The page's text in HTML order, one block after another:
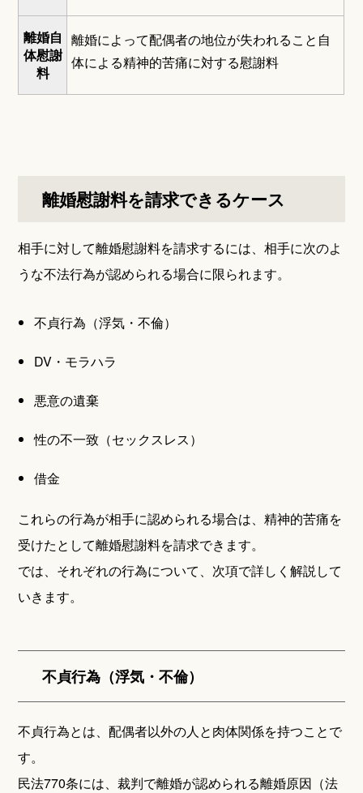
離婚自
体慰謝
料
離婚によって配偶者の地位が失われること自
体による精神的苦痛に対する慰謝料
離婚慰謝料を請求できるケース
相手に対して離婚慰謝料を請求するには、相手に次のよ
うな不法行為が認められる場合に限られます。
不貞行為（浮気・不倫）
DV・モラハラ
悪意の遺棄
性の不一致（セックスレス）
借金
これらの行為が相手に認められる場合は、精神的苦痛を
受けたとして離婚慰謝料を請求できます。
では、それぞれの行為について、次項で詳しく解説して
いきます。
不貞行為（浮気・不倫）
不貞行為とは、配偶者以外の人と肉体関係を持つことで
す。
民法770条には、裁判で離婚が認められる離婚原因（法